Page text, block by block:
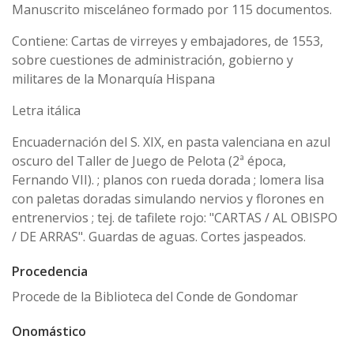
Manuscrito misceláneo formado por 115 documentos.
Contiene: Cartas de virreyes y embajadores, de 1553,
sobre cuestiones de administración, gobierno y
militares de la Monarquía Hispana
Letra itálica
Encuadernación del S. XIX, en pasta valenciana en azul
oscuro del Taller de Juego de Pelota (2ª época,
Fernando VII). ; planos con rueda dorada ; lomera lisa
con paletas doradas simulando nervios y florones en
entrenervios ; tej. de tafilete rojo: "CARTAS / AL OBISPO
/ DE ARRAS". Guardas de aguas. Cortes jaspeados.
Procedencia
Procede de la Biblioteca del Conde de Gondomar
Onomástico